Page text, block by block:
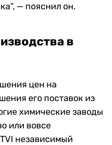
— пояснил он.
в
цен на
его поставок из
химические заводы
или вовсе
независимый